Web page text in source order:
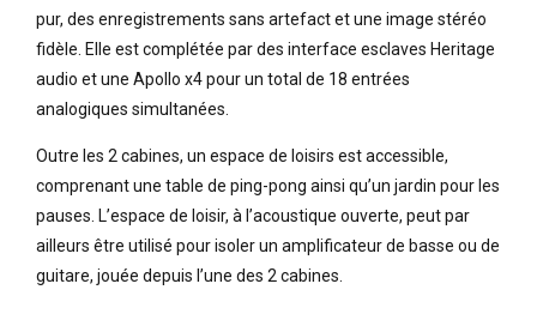
pur, des enregistrements sans artefact et une image stéréo
fidèle. Elle est complétée par des interface esclaves Heritage
audio et une Apollo x4 pour un total de 18 entrées
analogiques simultanées.
Outre les 2 cabines, un espace de loisirs est accessible,
comprenant une table de ping-pong ainsi qu’un jardin pour les
pauses. L’espace de loisir, à l’acoustique ouverte, peut par
ailleurs être utilisé pour isoler un amplificateur de basse ou de
guitare, jouée depuis l’une des 2 cabines.